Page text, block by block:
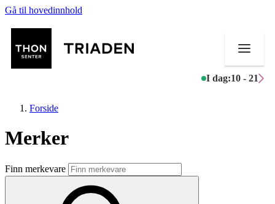
Gå til hovedinnhold
I dag:10 - 21
Butikker
Mat og drikke
Forside
Merker
Finn merkevare